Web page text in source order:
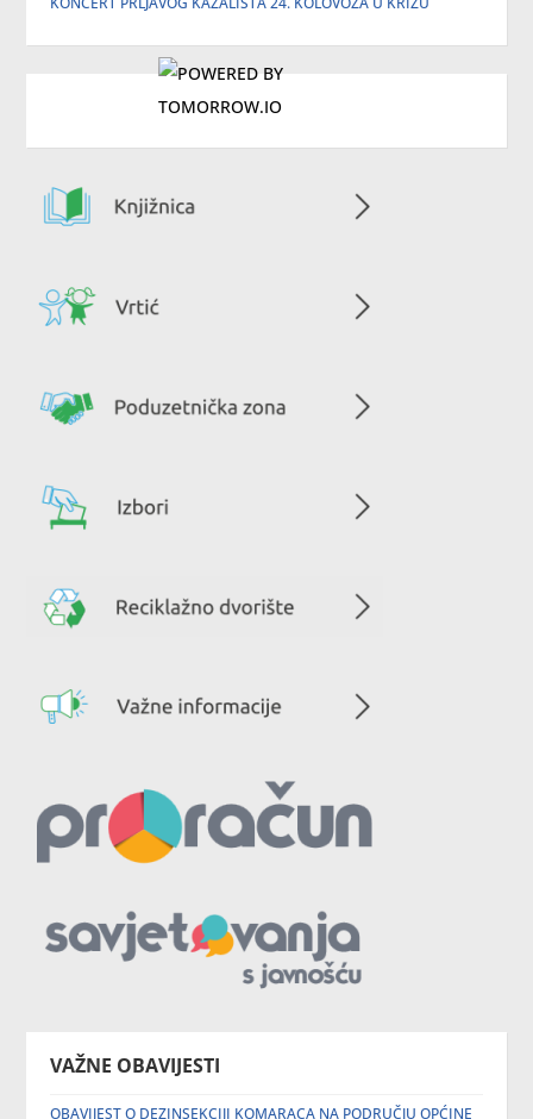
VAŽNE OBAVIJESTI
OBAVIJEST O DEZINSEKCIJI KOMARACA NA PODRUČJU OPĆINE